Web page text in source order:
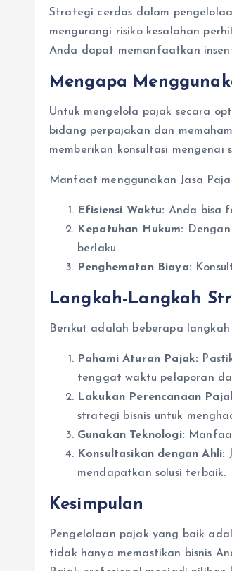
Strategi cerdas dalam
mengurangi risiko kesalahan
Anda dapat memanfaatkan
Mengapa
Untuk mengelola pajak secara
bidang perpajakan dan
memberikan konsultasi
Manfaat menggunakan Jasa
Efisiensi Waktu: Anda bisa
Kepatuhan Hukum:
berlaku.
Penghematan Biaya:
Langkah-Langkah
Berikut adalah beberapa
Pahami Aturan Pajak:
tenggat waktu pelaporan
Lakukan Perencanaan
strategi bisnis untuk
Gunakan Teknologi:
Konsultasikan dengan Ahli:
mendapatkan solusi terbaik.
Kesimpulan
Pengelolaan pajak yang baik
tidak hanya memastikan bisnis